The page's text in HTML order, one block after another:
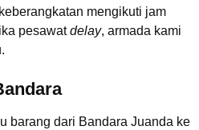
mengikuti jam
pesawatdelay, armada kami
barang dari Bandara Juanda ke